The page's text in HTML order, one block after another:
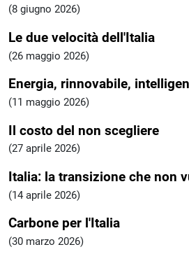
(8 giugno 2026)
Le due velocità dell'Italia
(26 maggio 2026)
Energia, rinnovabile,
(11 maggio 2026)
Il costo del non scegliere
(27 aprile 2026)
Italia: la transizione che non
(14 aprile 2026)
Carbone per l'Italia
(30 marzo 2026)